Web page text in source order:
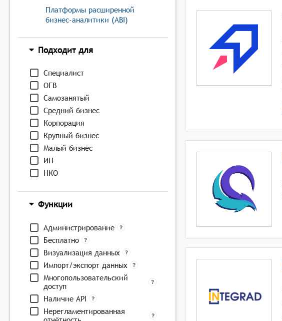
Платформы расширенной
бизнес-аналитики (ABI)
Подходит для
Специалист
ОГВ
Самозанятый
Средний бизнес
Корпорация
Крупный бизнес
Малый бизнес
ИП
НКО
Функции
Администрирование
Бесплатно
Визуализация данных
Импорт/экспорт данных
Многопользовательский
доступ
Наличие API
Нерегламентированная